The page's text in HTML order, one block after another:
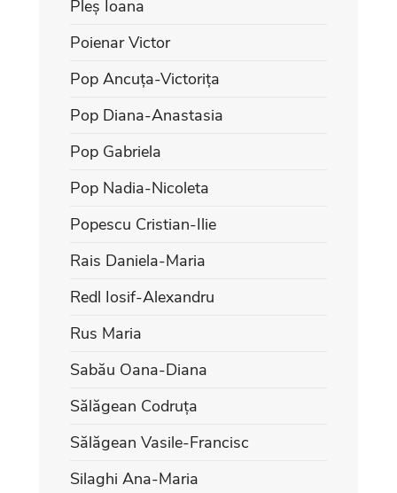
Pleș Ioana
Poienar Victor
Pop Ancuța-Victorița
Pop Diana-Anastasia
Pop Gabriela
Pop Nadia-Nicoleta
Popescu Cristian-Ilie
Rais Daniela-Maria
Redl Iosif-Alexandru
Rus Maria
Sabău Oana-Diana
Sălăgean Codruța
Sălăgean Vasile-Francisc
Silaghi Ana-Maria